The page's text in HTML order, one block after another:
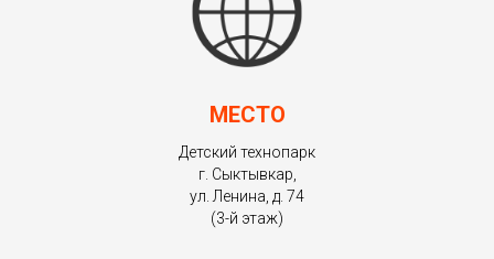
МЕСТО
Детский технопарк
г. Сыктывкар,
ул. Ленина, д. 74
(3-й этаж)